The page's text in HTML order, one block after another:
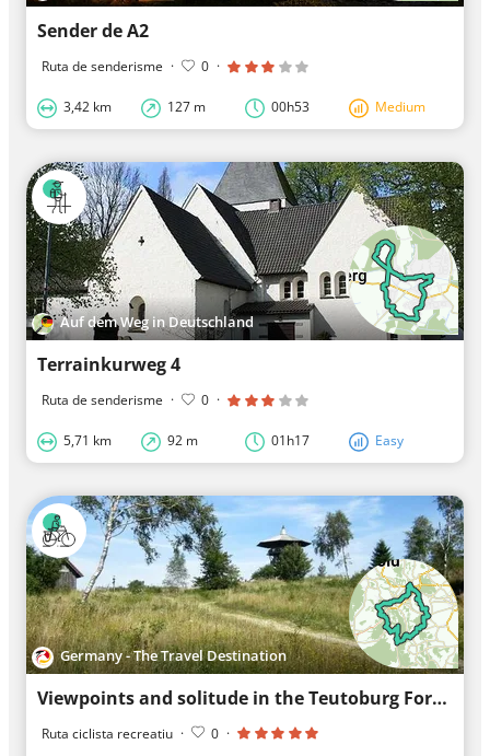
Sender de A2
Ruta de senderisme · 0 ·
3,42 km 127 m 00h53 Medium
Auf dem Weg in Deutschland
Terrainkurweg 4
Ruta de senderisme · 0 ·
5,71 km 92 m 01h17 Easy
Germany - The Travel Destination
Viewpoints and solitude in the Teutoburg Forest
Ruta ciclista recreatiu · 0 ·